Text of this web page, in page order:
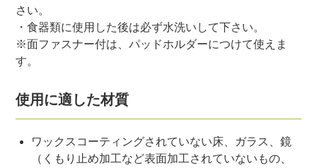
さい。
・食器類に使用した後は必ず水洗いして下さい。
※面ファスナー付は、パッドホルダーにつけて使えま
す。
使用に適した材質
ワックスコーティングされていない床、ガラス、鏡
（くもり止め加工など表面加工されていないもの、